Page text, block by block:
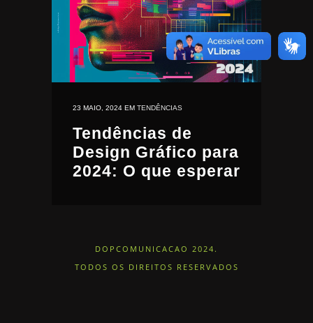
23 MAIO, 2024 EM TENDÊNCIAS
Tendências de
Design Gráfico para
2024: O que esperar
DOPCOMUNICACAO 2024.
TODOS OS DIREITOS RESERVADOS